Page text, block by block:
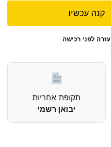
קנה עכשיו
עזרה לפני רכישה
תקופת אחריות
יבואן רשמי